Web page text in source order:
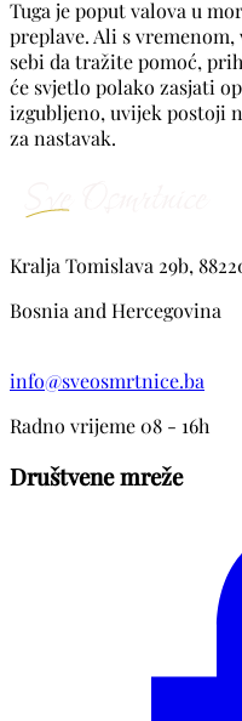
Tuga je poput valova u
preplave. Ali s
sebi da tražite pomoć,
će svjetlo polako zasjati
izgubljeno, uvijek postoji
za nastavak.
Kralja Tomislava 29b,
Bosnia and Hercegovina
info@sveosmrtnice.ba
Radno vrijeme 08 - 16h
Društvene mreže